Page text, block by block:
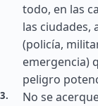
todo, en las
las ciudades,
(policía,
emergencia)
peligro
No se